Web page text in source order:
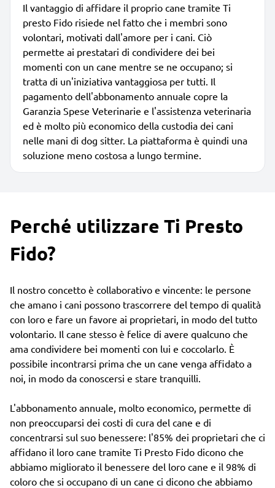
Il vantaggio di affidare il proprio cane tramite Ti
presto Fido risiede nel fatto che i membri sono
volontari, motivati dall'amore per i cani. Ciò
permette ai prestatari di condividere dei bei
momenti con un cane mentre se ne occupano; si
tratta di un'iniziativa vantaggiosa per tutti. Il
pagamento dell'abbonamento annuale copre la
Garanzia Spese Veterinarie e l'assistenza veterinaria
ed è molto più economico della custodia dei cani
nelle mani di dog sitter. La piattaforma è quindi una
soluzione meno costosa a lungo termine.
Perché utilizzare Ti Presto
Fido?
Il nostro concetto è collaborativo e vincente: le persone
che amano i cani possono trascorrere del tempo di qualità
con loro e fare un favore ai proprietari, in modo del tutto
volontario. Il cane stesso è felice di avere qualcuno che
ama condividere bei momenti con lui e coccolarlo. È
possibile incontrarsi prima che un cane venga affidato a
noi, in modo da conoscersi e stare tranquilli.
L'abbonamento annuale, molto economico, permette di
non preoccuparsi dei costi di cura del cane e di
concentrarsi sul suo benessere: l'85% dei proprietari che ci
affidano il loro cane tramite Ti Presto Fido dicono che
abbiamo migliorato il benessere del loro cane e il 98% di
coloro che si occupano di un cane ci dicono che abbiamo